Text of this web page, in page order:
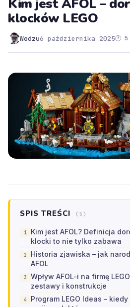
Kim jest AFOL –
klocków LEGO
Wodzu6 października 2025🕐
SPIS TREŚCI (5)
Kim jest AFOL? Definicja
klocki to nie tylko zabawa
Historia zjawiska – jak
AFOL
Wpływ AFOL-i na firmę
zestawy i konstrukcje
Program LEGO Ideas –